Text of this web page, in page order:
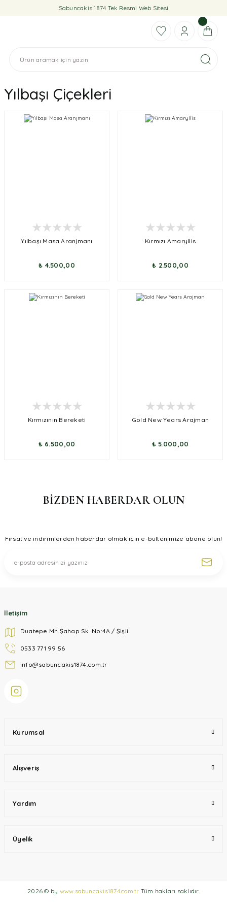
Sabuncakis 1874 Tek Resmi Web Sitesi
Yılbaşı Çiçekleri
Yılbaşı Masa Aranjmanı
₺ 4.500,00
Kırmızı Amaryllis
₺ 2.500,00
Kırmızının Bereketi
₺ 6.500,00
Gold New Years Arajman
₺ 5.000,00
BİZDEN HABERDAR OLUN
Fırsat ve indirimlerden haberdar olmak için e-bültenimize abone olun!
İletişim
Duatepe Mh Şahap Sk. No:4A / Şişli
0533 771 99 56
info@sabuncakis1874.com.tr
Kurumsal
Alışveriş
Yardım
Üyelik
2026 © by www.sabuncakis1874.com.tr Tüm hakları saklıdır.